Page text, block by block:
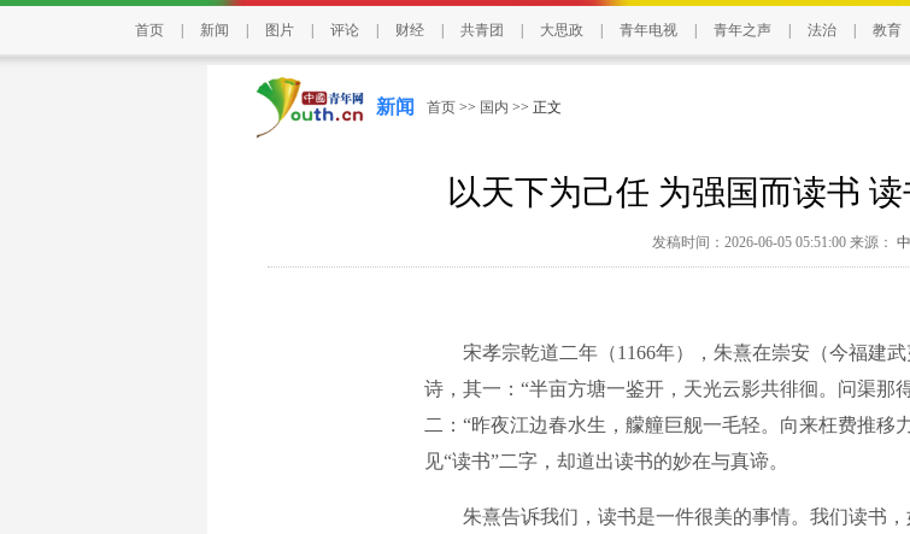
首页 新闻 图片 评论 财经 共青团 大思政 青年电视 青年之声 法治 教育
新闻 首页 >> 国内 >> 正文
以天下为己任 为强国而读书
发稿时间：2026-06-05 05:51:00 来源：
宋孝宗乾道二年（1166年），朱熹在崇安（今福建武
诗，其一：“半亩方塘一鉴开，天光云影共徘徊。问渠那
二：“昨夜江边春水生，艨艟巨舰一毛轻。向来枉费推移
见“读书”二字，却道出读书的妙在与真谛。
朱熹告诉我们，读书是一件很美的事情。我们读书，